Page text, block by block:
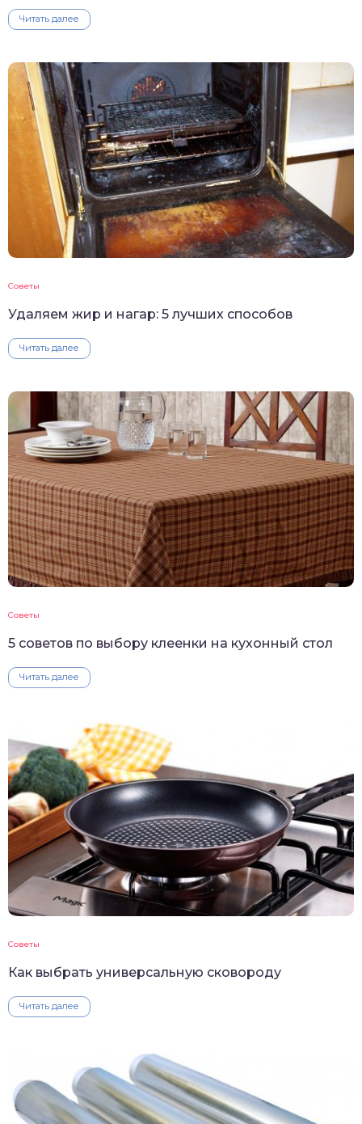
Читать далее
Советы
Удаляем жир и нагар: 5 лучших способов
Читать далее
Советы
5 советов по выбору клеенки на кухонный стол
Читать далее
Советы
Как выбрать универсальную сковороду
Читать далее